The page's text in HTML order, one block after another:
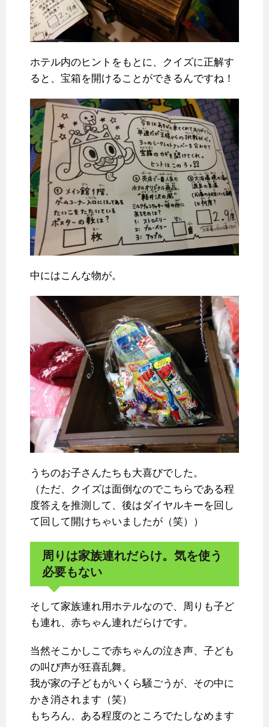
ホテル内のヒントをもとに、クイズに正解す
ると、宝箱を開けることができるんですね！
中にはこんな物が。
うちのお子さんたちも大喜びでした。
（ただ、クイズは面倒なのでこちらである程
度答えを推測して、後はダイヤルキーを回し
て回して開けちゃいましたが（笑））
周りは家族連れだらけ。気を使う
必要もない
そして家族連れ用ホテルなので、周りも子ど
も連れ、赤ちゃん連れだらけです。
当然そこかしこで赤ちゃんの泣き声、子ども
の叫び声が狂喜乱舞。
我が家の子どもがいくら騒ごうが、その中に
かき消されます（笑）
もちろん、ある程度のところでたしなめます